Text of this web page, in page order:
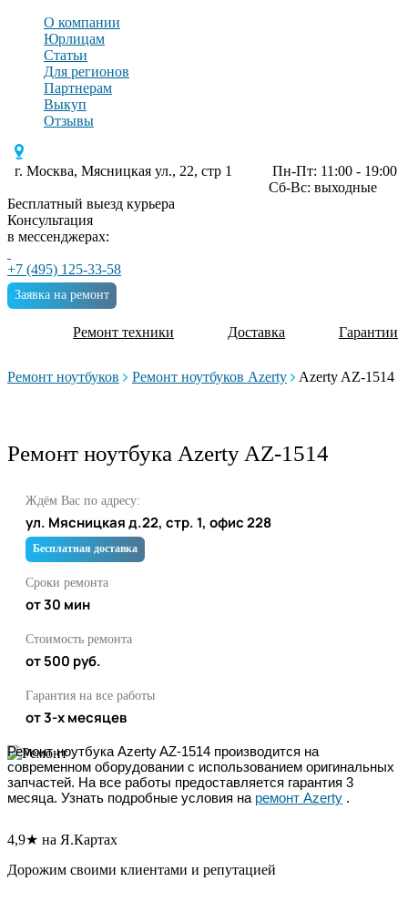
О компании
Юрлицам
Статьи
Для регионов
Партнерам
Выкуп
Отзывы
г. Москва, Мясницкая ул., 22, стр 1
Пн-Пт: 11:00 - 19:00
Сб-Вс: выходные
Бесплатный выезд курьера
Консультация
в мессенджерах:
+7 (495) 125-33-58
Заявка на ремонт
Ремонт техники Доставка Гарантии
Ремонт ноутбуков Ремонт ноутбуков Azerty Azerty AZ-1514
Ремонт ноутбука Azerty AZ-1514
Ждём Вас по адресу:
ул. Мясницкая д.22, стр. 1, офис 228
Бесплатная доставка
Сроки ремонта
от 30 мин
Стоимость ремонта
от 500 руб.
Гарантия на все работы
от 3-х месяцев
Ремонт ноутбука Azerty AZ-1514 производится на
современном оборудовании с использованием оригинальных
запчастей. На все работы предоставляется гарантия 3
месяца. Узнать подробные условия на ремонт Azerty .
4,9★ на Я.Картах
Дорожим своими клиентами и репутацией